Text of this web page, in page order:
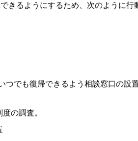
るようにするため、次のように行
でも復帰できるよう相談窓口の設置
の調査。